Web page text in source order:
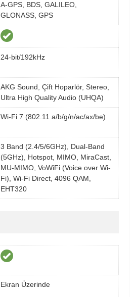
A-GPS, BDS, GALILEO,
GLONASS, GPS
24-bit/192kHz
AKG Sound, Çift Hoparlör, Stereo,
Ultra High Quality Audio (UHQA)
Wi-Fi 7 (802.11 a/b/g/n/ac/ax/be)
3 Band (2.4/5/6GHz), Dual-Band
(5GHz), Hotspot, MIMO, MiraCast,
MU-MIMO, VoWiFi (Voice over Wi-
Fi), Wi-Fi Direct, 4096 QAM,
EHT320
Ekran Üzerinde